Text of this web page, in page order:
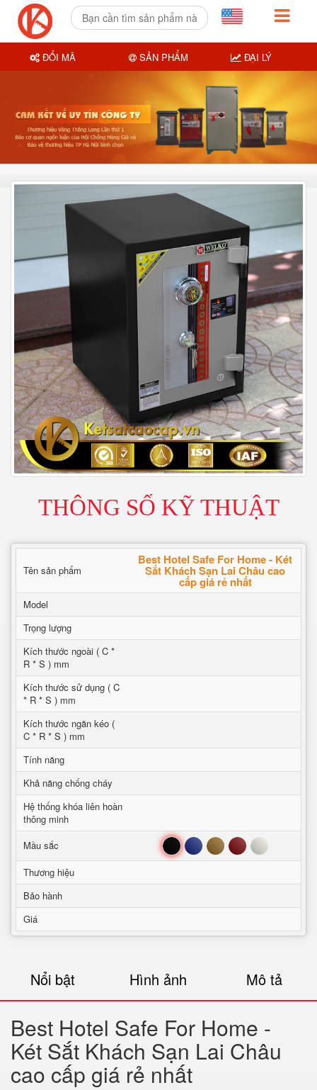
THÔNG SỐ KỸ THUẬT
Tên sản phẩm
Best Hotel Safe For Home - Két
Sắt Khách Sạn Lai Châu cao
cấp giá rẻ nhất
Model
Trọng lượng
Kích thước ngoài ( C *
R * S ) mm
Kích thước sử dụng ( C
* R * S ) mm
Kích thước ngăn kéo (
C * R * S ) mm
Tính năng
Khả năng chống cháy
Hệ thống khóa liên hoàn
thông minh
Mầu sắc
Đen Xanh Nâu Đỏ Trắng
Thương hiệu
Bảo hành
Giá
Nổi bật Hình ảnh Mô tả
Best Hotel Safe For Home -
Két Sắt Khách Sạn Lai Châu
cao cấp giá rẻ nhất
ĐỔI MÃ SẢN PHẨM ĐẠI LÝ